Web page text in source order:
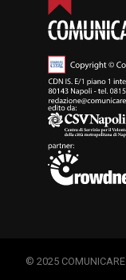
© 2025 COMUNICARE